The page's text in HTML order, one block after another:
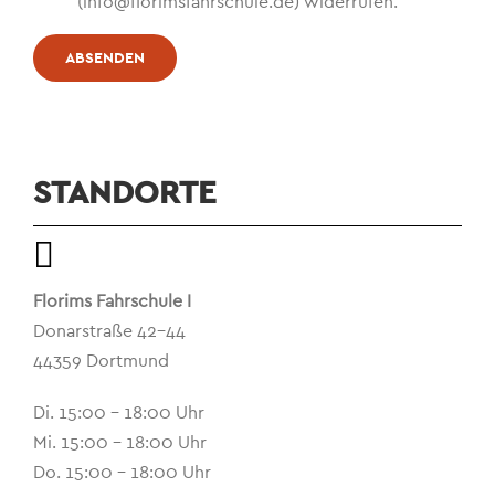
STANDORTE
Florims Fahrschule I
Donarstraße 42-44
44359 Dortmund
Di. 15:00 – 18:00 Uhr
Mi. 15:00 – 18:00 Uhr
Do. 15:00 – 18:00 Uhr